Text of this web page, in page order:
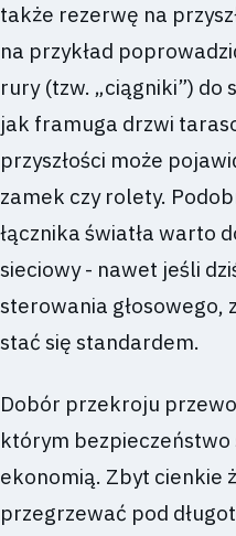
także rezerwę na
na przykład
rury (tzw. „ciągniki”) do
jak framuga drzwi
przyszłości może
zamek czy rolety.
łącznika światła warto
sieciowy - nawet jeśli
sterowania głosowego,
stać się standardem.
Dobór przekroju
którym bezpieczeństwo
ekonomią. Zbyt cienkie
przegrzewać pod